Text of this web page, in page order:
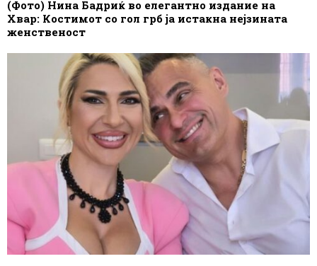
(Фото) Нина Бадриќ во елегантно издание на
Хвар: Костимот со гол грб ја истакна нејзината
женственост